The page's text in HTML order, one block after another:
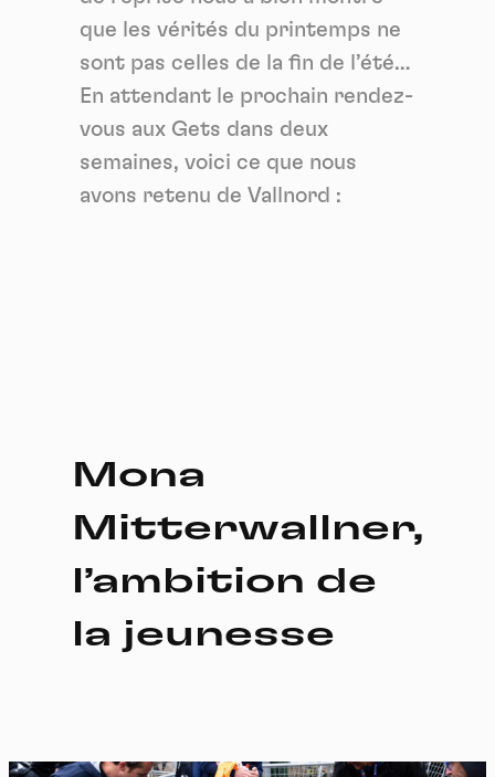
que les vérités du printemps ne
sont pas celles de la fin de l’été…
En attendant le prochain rendez-
vous aux Gets dans deux
semaines, voici ce que nous
avons retenu de Vallnord :
Mona
Mitterwallner,
l’ambition de
la jeunesse